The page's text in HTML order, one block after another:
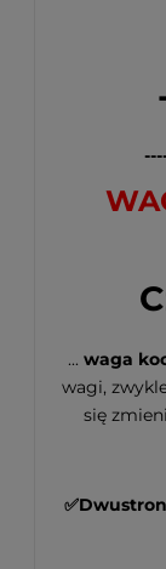
... waga
wagi,
się